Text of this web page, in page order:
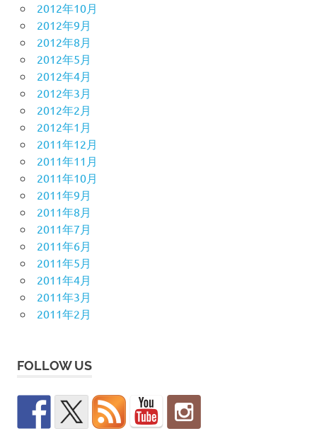
2012年10月
2012年9月
2012年8月
2012年5月
2012年4月
2012年3月
2012年2月
2012年1月
2011年12月
2011年11月
2011年10月
2011年9月
2011年8月
2011年7月
2011年6月
2011年5月
2011年4月
2011年3月
2011年2月
FOLLOW US